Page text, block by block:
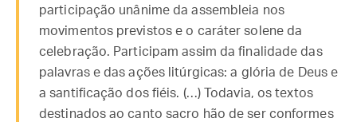
participação unânime da assembleia nos
movimentos previstos e o caráter solene da
celebração. Participam assim da finalidade das
palavras e das ações litúrgicas: a glória de Deus e
a santificação dos fiéis. (…) Todavia, os textos
destinados ao canto sacro hão de ser conformes